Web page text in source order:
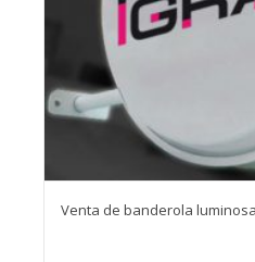
Venta de banderola